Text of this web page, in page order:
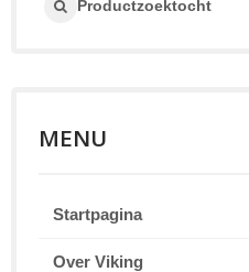
Productzoektocht
MENU
Startpagina
Over Viking